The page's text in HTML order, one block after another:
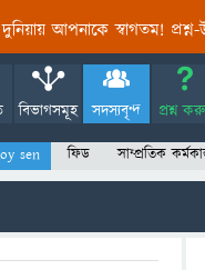
দুনিয়ায় আপনাকে স্বাগতম!
বিভাগসমূহ সদস্যবৃন্দ প্রশ্ন
sen ফিড সাম্প্রতিক